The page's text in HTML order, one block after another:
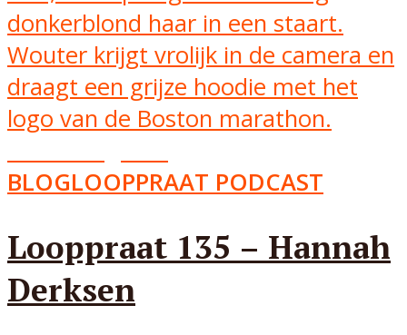
BLOGLOOPPRAAT PODCAST
Looppraat 135 – Hannah
Derksen